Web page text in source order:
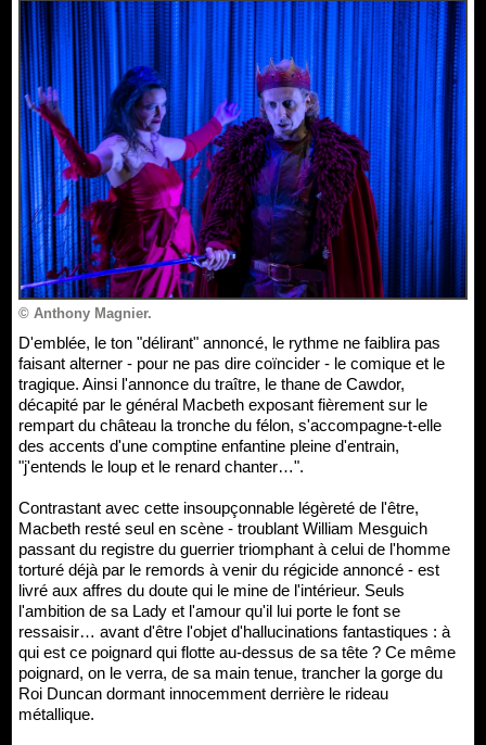
© Anthony Magnier.
D'emblée, le ton "délirant" annoncé, le rythme ne faiblira pas
faisant alterner - pour ne pas dire coïncider - le comique et le
tragique. Ainsi l'annonce du traître, le thane de Cawdor,
décapité par le général Macbeth exposant fièrement sur le
rempart du château la tronche du félon, s'accompagne-t-elle
des accents d'une comptine enfantine pleine d'entrain,
"j'entends le loup et le renard chanter…".
Contrastant avec cette insoupçonnable légèreté de l'être,
Macbeth resté seul en scène - troublant William Mesguich
passant du registre du guerrier triomphant à celui de l'homme
torturé déjà par le remords à venir du régicide annoncé - est
livré aux affres du doute qui le mine de l'intérieur. Seuls
l'ambition de sa Lady et l'amour qu'il lui porte le font se
ressaisir… avant d'être l'objet d'hallucinations fantastiques : à
qui est ce poignard qui flotte au-dessus de sa tête ? Ce même
poignard, on le verra, de sa main tenue, trancher la gorge du
Roi Duncan dormant innocemment derrière le rideau
métallique.